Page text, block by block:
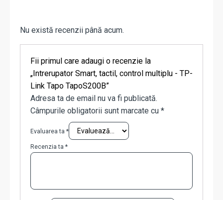
Nu există recenzii până acum.
Fii primul care adaugi o recenzie la
„Intrerupator Smart, tactil, control multiplu - TP-
Link Tapo TapoS200B”
Adresa ta de email nu va fi publicată.
Câmpurile obligatorii sunt marcate cu *
Evaluarea ta *
Recenzia ta *